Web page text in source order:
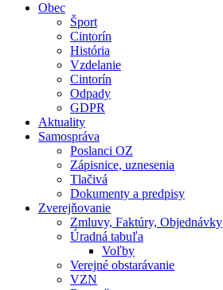
Obec
Šport
Cintorín
História
Vzdelanie
Cintorín
Odpady
GDPR
Aktuality
Samospráva
Poslanci OZ
Zápisnice, uznesenia
Tlačivá
Dokumenty a predpisy
Zverejňovanie
Zmluvy, Faktúry, Objednávky
Úradná tabuľa
Voľby
Verejné obstarávanie
VZN